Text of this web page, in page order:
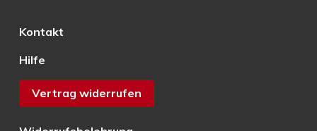
Kontakt
Hilfe
Vertrag widerrufen